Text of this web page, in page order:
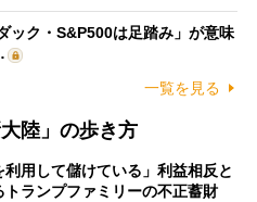
ック・S&P500は足踏み」が意味
一覧を見る
陸」の歩き方
利用して儲けている」利益相反と
トランプファミリーの不正蓄財